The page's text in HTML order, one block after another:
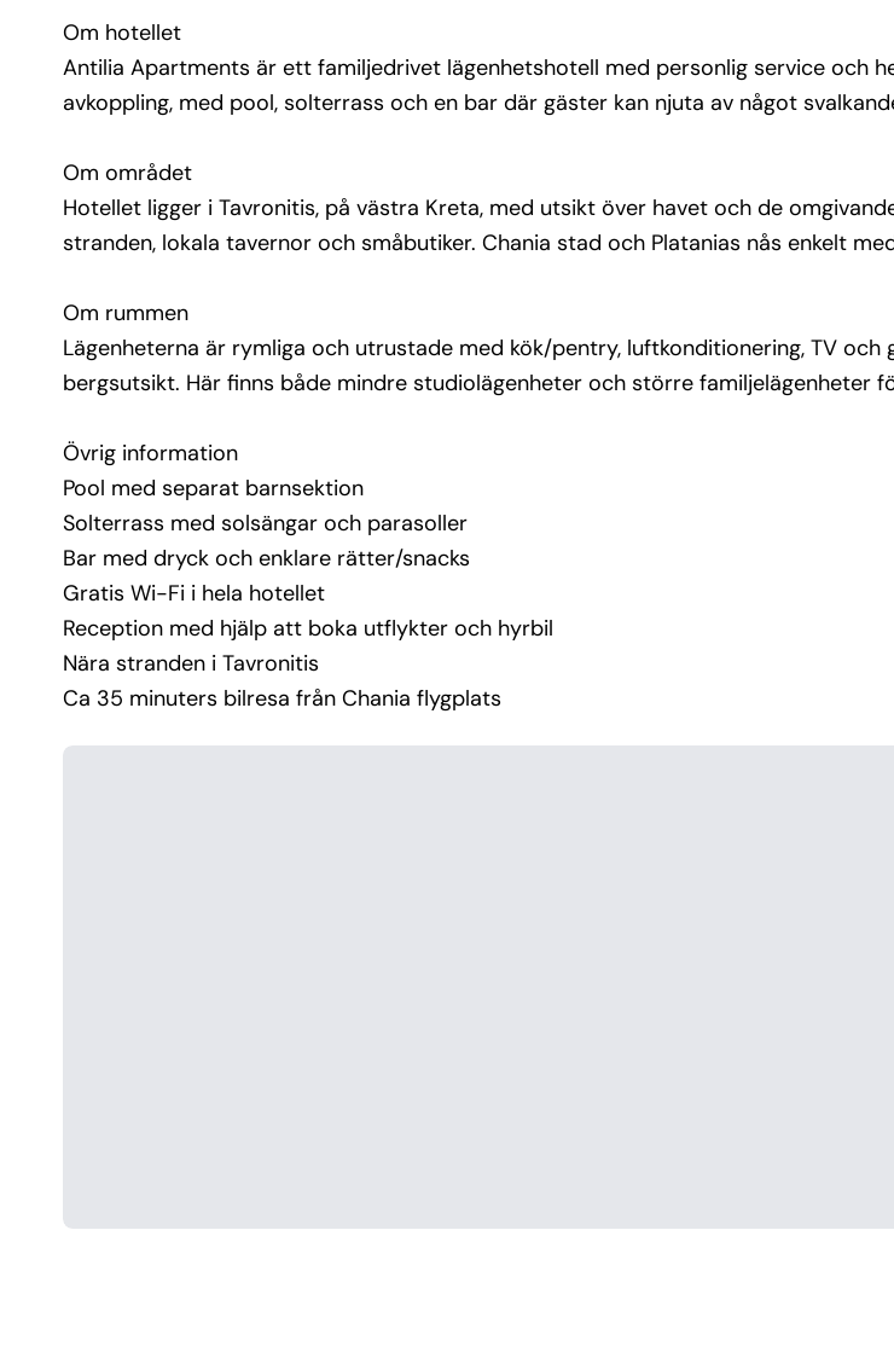
Övrig information
Pool med separat barnsektion
Solterrass med solsängar och parasoller
Gratis Wi-Fi i hela hotellet
Reception med hjälp att boka utflykter och hyrbil
Nära stranden i Tavronitis
Ca 35 minuters bilresa från Chania flygplats
Om hotellet
Antilia Apartments är ett familjedrivet lägenhetshotell med personlig service och
avkoppling, med pool, solterrass och en bar där gäster kan njuta av något
Om området
Hotellet ligger i Tavronitis, på västra Kreta, med utsikt över havet och de
stranden, lokala tavernor och småbutiker. Chania stad och Platanias nås enkelt
Om rummen
Lägenheterna är rymliga och utrustade med kök/pentry, luftkonditionering, TV
bergsutsikt. Här finns både mindre studiolägenheter och större familjelägenheter
Övrig information
Pool med separat barnsektion
Solterrass med solsängar och parasoller
Bar med dryck och enklare rätter/snacks
Gratis Wi-Fi i hela hotellet
Reception med hjälp att boka utflykter och hyrbil
Nära stranden i Tavronitis
Ca 35 minuters bilresa från Chania flygplats